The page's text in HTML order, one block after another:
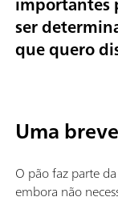
ser
que quero
Uma
O pão faz parte
embora não